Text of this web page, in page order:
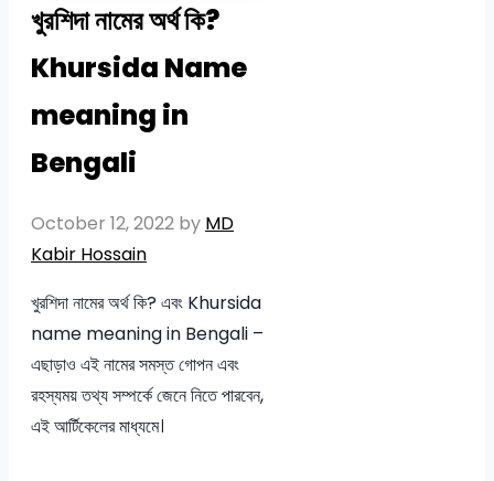
খুরশিদা নামের অর্থ কি?
Khursida Name
meaning in
Bengali
October 12, 2022 by MD
Kabir Hossain
খুরশিদা নামের অর্থ কি? এবং Khursida
name meaning in Bengali –
এছাড়াও এই নামের সমস্ত গোপন এবং
রহস্যময় তথ্য সম্পর্কে জেনে নিতে পারবেন,
এই আর্টিকেলের মাধ্যমে।